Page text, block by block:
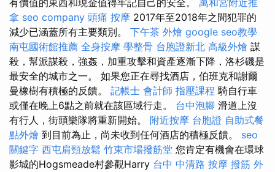
有價值的東西和現金值得牢記自己的安全。 萬和宮附近推
拿 seo company 頭痛 按摩 2017年至2018年之間犯罪的
減少已涵蓋所有主要類別。 下午茶 外燴 google seo教學
南屯國術館推薦 全身按摩 學整骨 台胞證新北 高級外燴 謀
殺，幫派謀殺，強姦，加重攻擊和資產逐漸下降，洛杉磯是
最安全的城市之一。 如果您正在尋找酒店，伯班克和謝爾
曼橡樹有積極的反饋。 記帳士 會計師 指壓課程 騎自行車
或僅在晚上6點之前就在該區域行走。 台中泡腳 滑道上沒
有行人，街頭樂隊將重新開始。 附近按摩 台胞證 自助式餐
點外燴 到目前為止，尚未收到任何酒店的積極反饋。 seo
關鍵字 西屯肩頸放鬆 竹東市場撥筋堂 您肯定有機會在環球
影城的Hogsmeade村參觀Harry 台中 中清路 按摩 撥筋 外